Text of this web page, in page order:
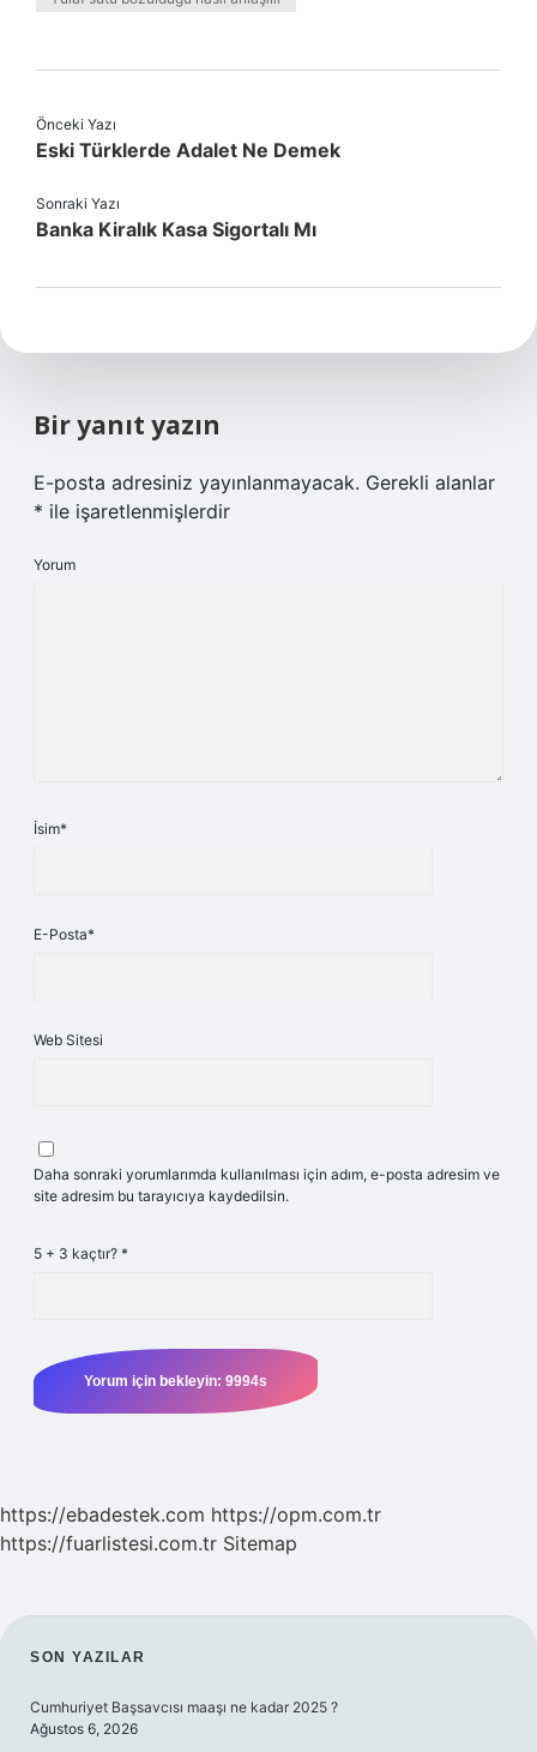
Önceki Yazı
Eski Türklerde Adalet Ne Demek
Sonraki Yazı
Banka Kiralık Kasa Sigortalı Mı
Bir yanıt yazın
E-posta adresiniz yayınlanmayacak. Gerekli alanlar
* ile işaretlenmişlerdir
Yorum
İsim*
E-Posta*
Web Sitesi
Daha sonraki yorumlarımda kullanılması için adım, e-posta adresim ve
site adresim bu tarayıcıya kaydedilsin.
5 + 3 kaçtır? *
https://ebadestek.com https://opm.com.tr
https://fuarlistesi.com.tr Sitemap
SIDEBAR
SON YAZILAR
Cumhuriyet Başsavcısı maaşı ne kadar 2025 ?
Ağustos 6, 2026